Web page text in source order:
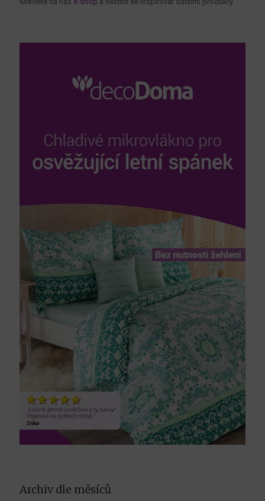
Archiv dle měsíců